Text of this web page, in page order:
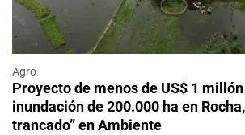
Agro
Proyecto de menos de US$ 1
inundación de 200.000 ha en
trancado” en Ambiente